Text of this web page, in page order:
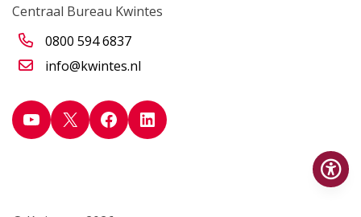
Centraal Bureau Kwintes
0800 594 6837
info@kwintes.nl
YouTube
X FacebookLinkedIn